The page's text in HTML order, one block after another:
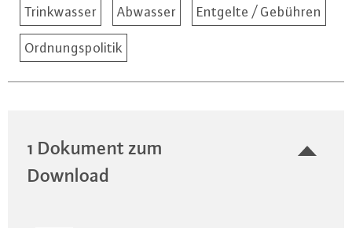
Trinkwasser Abwasser Entgelte / Gebühren
Ordnungspolitik
1 Dokument zum
Download